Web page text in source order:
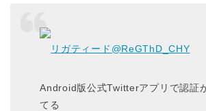
リガティード @ReGThD_CHY
Android版公式Twitterアプリで認証
てる